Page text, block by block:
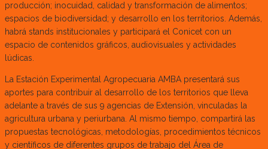
producción; inocuidad, calidad y transformación de alimentos;
espacios de biodiversidad; y desarrollo en los territorios. Además,
habrá stands institucionales y participará el Conicet con un
espacio de contenidos gráficos, audiovisuales y actividades
lúdicas.
La Estación Experimental Agropecuaria AMBA presentará sus
aportes para contribuir al desarrollo de los territorios que lleva
adelante a través de sus 9 agencias de Extensión, vinculadas la
agricultura urbana y periurbana. Al mismo tiempo, compartirá las
propuestas tecnológicas, metodologías, procedimientos técnicos
y científicos de diferentes grupos de trabajo del Área de